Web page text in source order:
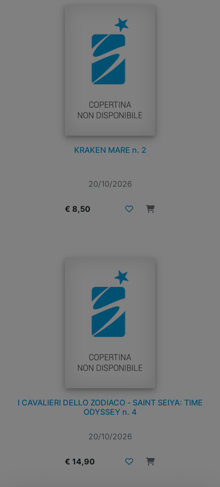
KRAKEN MARE n. 2
20/10/2026
€ 8,50
I CAVALIERI DELLO ZODIACO - SAINT SEIYA: TIME
ODYSSEY n. 4
20/10/2026
€ 14,90